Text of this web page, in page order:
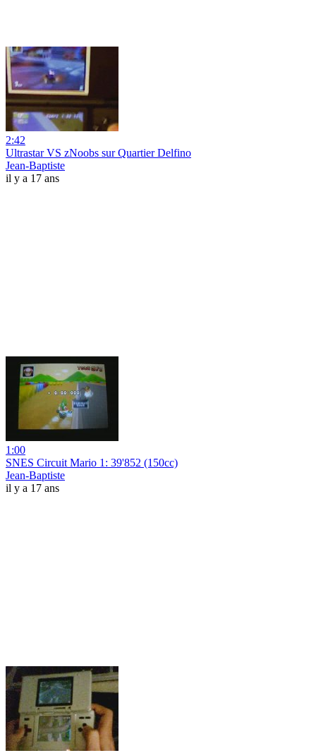
2:42
Ultrastar VS zNoobs sur Quartier Delfino
Jean-Baptiste
il y a 17 ans
1:00
SNES Circuit Mario 1: 39'852 (150cc)
Jean-Baptiste
il y a 17 ans